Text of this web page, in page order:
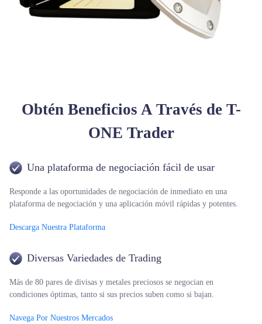
Obtén Beneficios A Través de T-
ONE Trader
Una plataforma de negociación fácil de usar
Responde a las oportunidades de negociación de inmediato en una
plataforma de negociación y una aplicación móvil rápidas y potentes.
Descarga Nuestra Plataforma
Diversas Variedades de Trading
Más de 80 pares de divisas y metales preciosos se negocian en
condiciones óptimas, tanto si sus precios suben como si bajan.
Navega Por Nuestros Mercados